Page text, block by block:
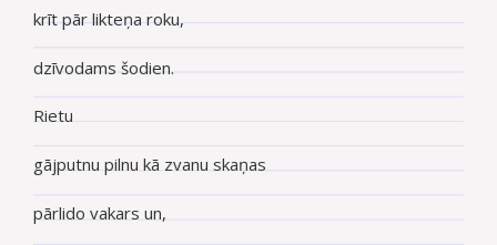
krīt pār likteņa roku,
dzīvodams šodien.
Rietu
gājputnu pilnu kā zvanu skaņas
pārlido vakars un,